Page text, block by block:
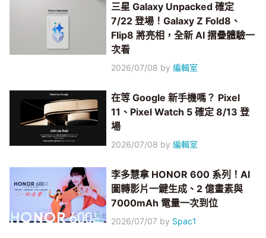
三星 Galaxy Unpacked 確定
7/22 登場！Galaxy Z Fold8、
Flip8 將亮相，全新 AI 摺疊體驗一
次看
2026/07/08 by編輯室
在等 Google 新手機嗎？ Pixel
11、Pixel Watch 5 確定 8/13 登
場
2026/07/08 by編輯室
李多慧拿 HONOR 600 系列！AI
圖轉影片一鍵生成、2 億畫素與
7000mAh 電量一次到位
2026/07/07 by Spac1